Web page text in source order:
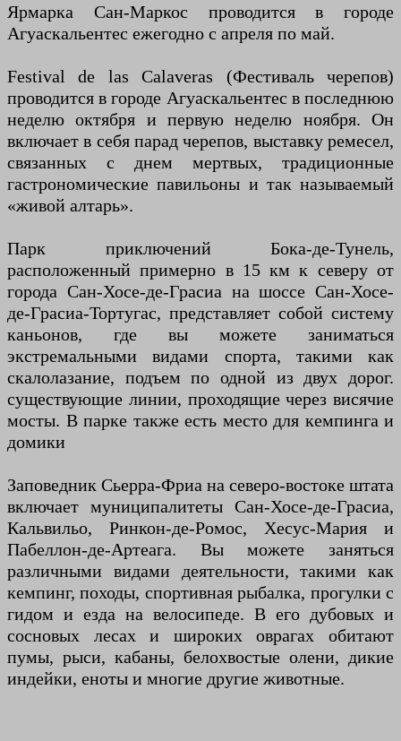
Ярмарка Сан-Маркос проводится в городе
Агуаскальентес ежегодно с апреля по май.
Festival de las Calaveras (Фестиваль черепов)
проводится в городе Агуаскальентес в последнюю
неделю октября и первую неделю ноября. Он
включает в себя парад черепов, выставку ремесел,
связанных с днем мертвых, традиционные
гастрономические павильоны и так называемый
«живой алтарь».
Парк приключений Бока-де-Тунель,
расположенный примерно в 15 км к северу от
города Сан-Хосе-де-Грасиа на шоссе Сан-Хосе-
де-Грасиа-Тортугас, представляет собой систему
каньонов, где вы можете заниматься
экстремальными видами спорта, такими как
скалолазание, подъем по одной из двух дорог.
существующие линии, проходящие через висячие
мосты. В парке также есть место для кемпинга и
домики
Заповедник Сьерра-Фриа на северо-востоке штата
включает муниципалитеты Сан-Хосе-де-Грасиа,
Кальвильо, Ринкон-де-Ромос, Хесус-Мария и
Пабеллон-де-Артеага. Вы можете заняться
различными видами деятельности, такими как
кемпинг, походы, спортивная рыбалка, прогулки с
гидом и езда на велосипеде. В его дубовых и
сосновых лесах и широких оврагах обитают
пумы, рыси, кабаны, белохвостые олени, дикие
индейки, еноты и многие другие животные.